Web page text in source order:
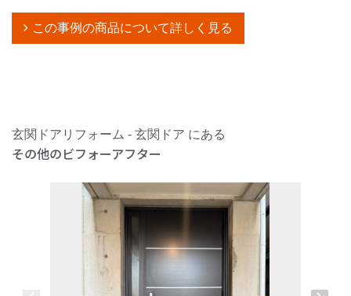
この事例の商品について詳しく見る
玄関ドアリフォーム - 玄関ドア にある
その他のビフォーアフター